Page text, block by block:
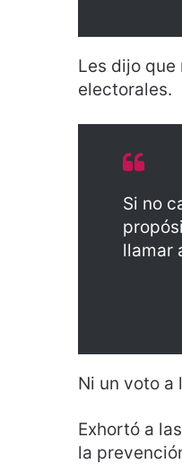
Les dijo
electorales.
Si no
llamar
Ni un voto a
Exhortó a
la